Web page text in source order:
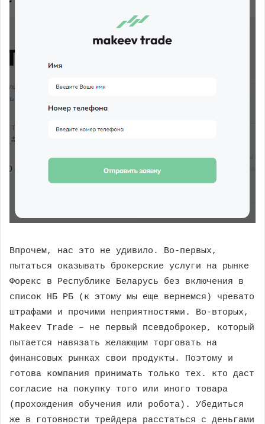
Впрочем, нас это не удивило. Во-первых,
пытаться оказывать брокерские услуги на рынке
Форекс в Республике Беларусь без включения в
список НБ РБ (к этому мы еще вернемся) чревато
штрафами и прочими неприятностями. Во-вторых,
Makeev Trade – не первый псевдоброкер, который
пытается навязать желающим торговать на
финансовых рынках свои продукты. Поэтому и
готова компания принимать только тех. кто даст
согласие на покупку того или иного товара
(прохождения обучения или робота). Убедиться
же в готовности трейдера расстаться с деньгами